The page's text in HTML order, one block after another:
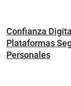
Confianza
Plataformas
Personales